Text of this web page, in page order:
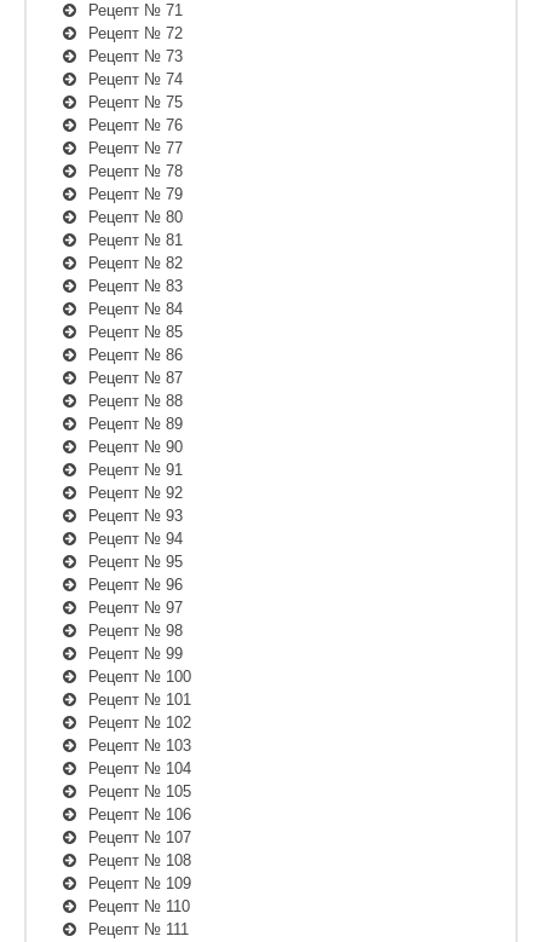
Рецепт № 71
Рецепт № 72
Рецепт № 73
Рецепт № 74
Рецепт № 75
Рецепт № 76
Рецепт № 77
Рецепт № 78
Рецепт № 79
Рецепт № 80
Рецепт № 81
Рецепт № 82
Рецепт № 83
Рецепт № 84
Рецепт № 85
Рецепт № 86
Рецепт № 87
Рецепт № 88
Рецепт № 89
Рецепт № 90
Рецепт № 91
Рецепт № 92
Рецепт № 93
Рецепт № 94
Рецепт № 95
Рецепт № 96
Рецепт № 97
Рецепт № 98
Рецепт № 99
Рецепт № 100
Рецепт № 101
Рецепт № 102
Рецепт № 103
Рецепт № 104
Рецепт № 105
Рецепт № 106
Рецепт № 107
Рецепт № 108
Рецепт № 109
Рецепт № 110
Рецепт № 111